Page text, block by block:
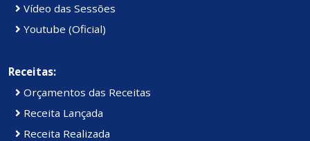
Vídeo das Sessões
Youtube (Oficial)
Receitas:
Orçamentos das Receitas
Receita Lançada
Receita Realizada